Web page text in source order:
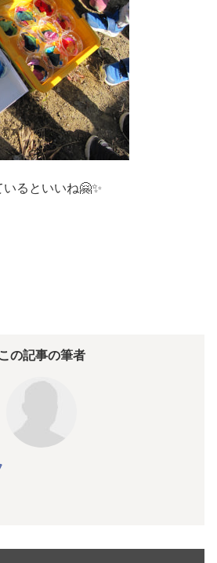
るといいね🤗✨
この記事の筆者